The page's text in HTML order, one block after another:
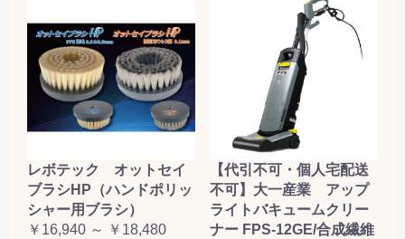
レボテック オットセイ
ブラシHP（ハンドポリッ
シャー用ブラシ）
￥16,940 ～ ￥18,480
【代引不可・個人宅配送
不可】大一産業 アップ
ライトバキュームクリー
ナー FPS-12GE/合成繊維